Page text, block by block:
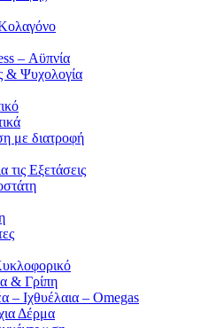
– Αϋπνία
& Ψυχολογία
με διατροφή
τις Εξετάσεις
& Γρίπη
– Ιχθυέλαια – Omegas
Δέρμα